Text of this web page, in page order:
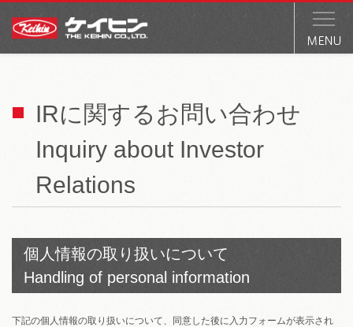
IRに関するお問い合わせ
Inquiry about Investor
Relations
個人情報の取り扱いについて
Handling of personal information
下記の個人情報の取り扱いについて、同意した後に入力フォームが表示され